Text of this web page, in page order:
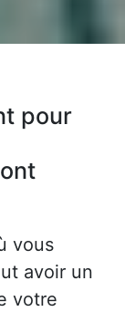
pour
vous
avoir un
votre